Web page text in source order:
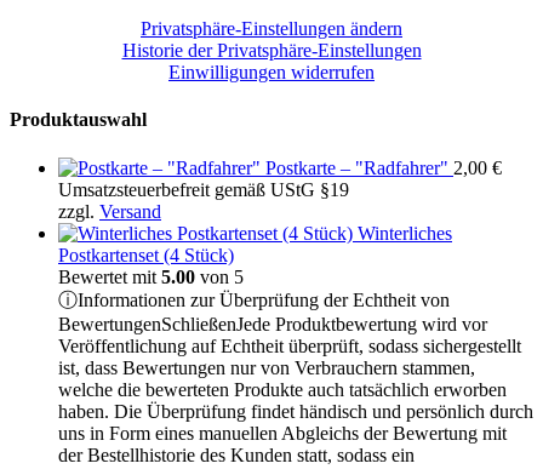
Privatsphäre-Einstellungen ändern
Historie der Privatsphäre-Einstellungen
Einwilligungen widerrufen
Produktauswahl
Postkarte – "Radfahrer" 2,00 €
Umsatzsteuerbefreit gemäß UStG §19
zzgl. Versand
Winterliches
Postkartenset (4 Stück)
Bewertet mit 5.00 von 5
ⓘInformationen zur Überprüfung der Echtheit von
BewertungenSchließenJede Produktbewertung wird vor
Veröffentlichung auf Echtheit überprüft, sodass sichergestellt
ist, dass Bewertungen nur von Verbrauchern stammen,
welche die bewerteten Produkte auch tatsächlich erworben
haben. Die Überprüfung findet händisch und persönlich durch
uns in Form eines manuellen Abgleichs der Bewertung mit
der Bestellhistorie des Kunden statt, sodass ein